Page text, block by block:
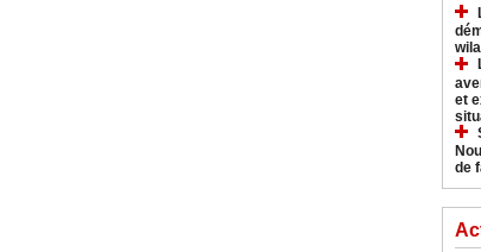
et
de